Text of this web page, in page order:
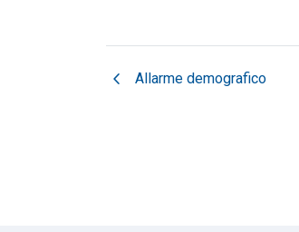
chevron_left Allarme demografico